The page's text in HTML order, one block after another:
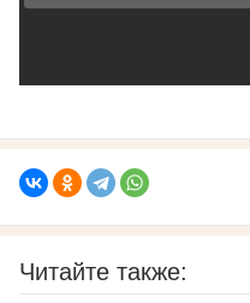
Читайте также: